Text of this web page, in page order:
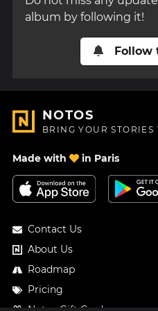
album by following it!
Follow
NOTOS
BRING YOUR STORIES
Made with in Paris
Contact Us
About Us
Roadmap
Pricing